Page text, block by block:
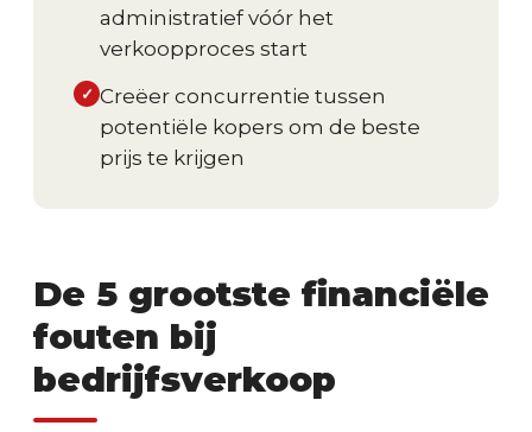
administratief vóór het
verkoopproces start
✓ Creëer concurrentie tussen
potentiële kopers om de beste
prijs te krijgen
De 5 grootste financiële
fouten bij
bedrijfsverkoop